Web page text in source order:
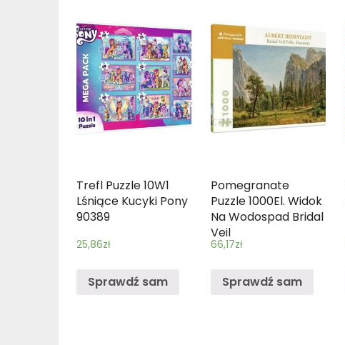
Trefl Puzzle 10W1
Lśniące Kucyki Pony
90389
25,86zł
Sprawdź sam
Pomegranate
Puzzle 1000El. Widok
Na Wodospad Bridal
Veil
66,17zł
Sprawdź sam